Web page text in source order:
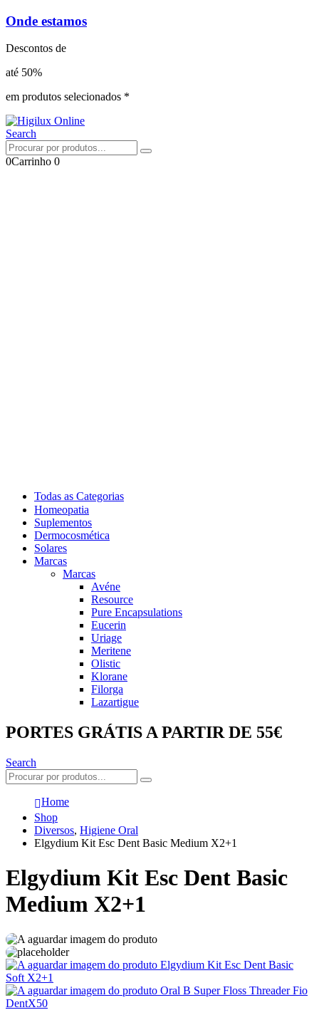
Onde estamos
Descontos de
até 50%
em produtos selecionados *
Search
0Carrinho 0
Todas as Categorias
Homeopatia
Suplementos
Dermocosmética
Solares
Marcas
Marcas
Avéne
Resource
Pure Encapsulations
Eucerin
Uriage
Meritene
Olistic
Klorane
Filorga
Lazartigue
PORTES GRÁTIS A PARTIR DE 55€
Search
Home
Shop
Diversos, Higiene Oral
Elgydium Kit Esc Dent Basic Medium X2+1
Elgydium Kit Esc Dent Basic
Medium X2+1
Elgydium Kit Esc Dent Basic
Soft X2+1
Oral B Super Floss Threader Fio
DentX50